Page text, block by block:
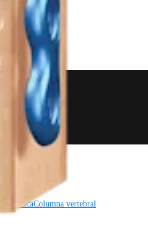
Columna vertebral